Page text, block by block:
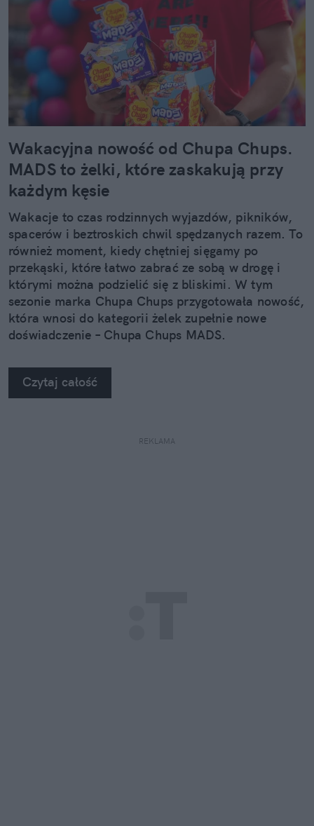
Wakacyjna nowość od Chupa Chups.
MADS to żelki, które zaskakują przy
każdym kęsie
Wakacje to czas rodzinnych wyjazdów, pikników,
spacerów i beztroskich chwil spędzanych razem. To
również moment, kiedy chętniej sięgamy po
przekąski, które łatwo zabrać ze sobą w drogę i
którymi można podzielić się z bliskimi. W tym
sezonie marka Chupa Chups przygotowała nowość,
która wnosi do kategorii żelek zupełnie nowe
doświadczenie – Chupa Chups MADS.
Czytaj całość
REKLAMA